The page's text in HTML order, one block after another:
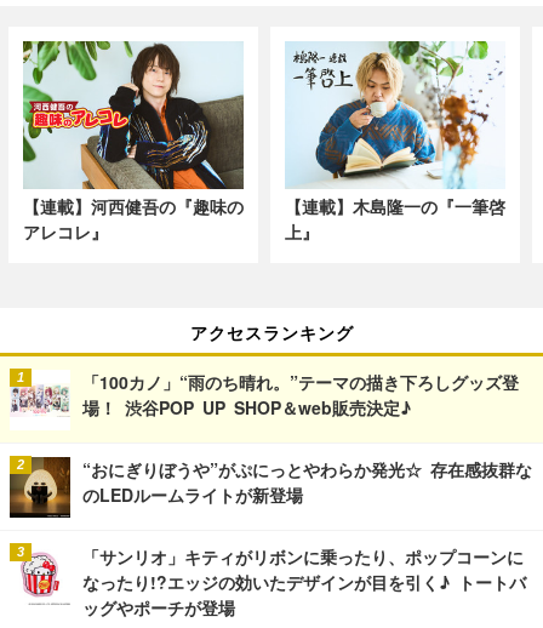
【連載】河西健吾の『趣味の
アレコレ』
【連載】木島隆一の『一筆啓
上』
アクセスランキング
「100カノ」“雨のち晴れ。”テーマの描き下ろしグッズ登
場！ 渋谷POP UP SHOP＆web販売決定♪
“おにぎりぼうや”がぷにっとやわらか発光☆ 存在感抜群な
のLEDルームライトが新登場
「サンリオ」キティがリボンに乗ったり、ポップコーンに
なったり!?エッジの効いたデザインが目を引く♪ トートバ
ッグやポーチが登場